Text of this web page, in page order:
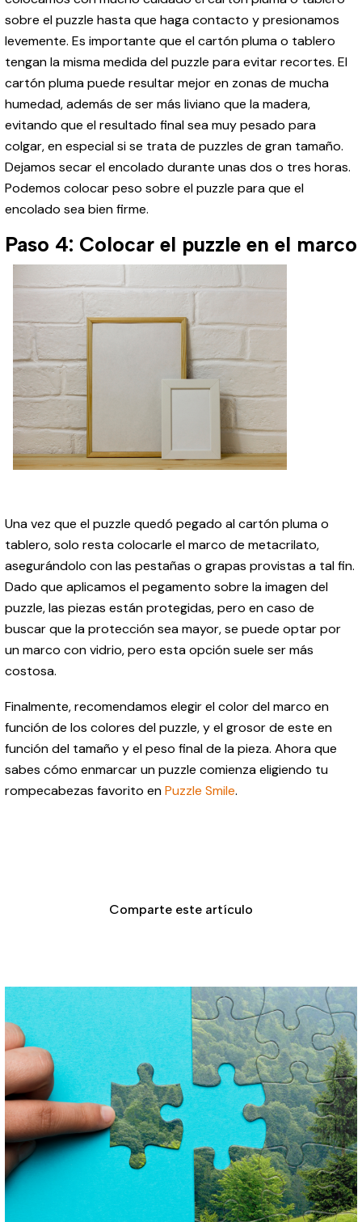
sobre el puzzle hasta que haga contacto y presionamos
levemente. Es importante que el cartón pluma o tablero
tengan la misma medida del puzzle para evitar recortes. El
cartón pluma puede resultar mejor en zonas de mucha
humedad, además de ser más liviano que la madera,
evitando que el resultado final sea muy pesado para
colgar, en especial si se trata de puzzles de gran tamaño.
Dejamos secar el encolado durante unas dos o tres horas.
Podemos colocar peso sobre el puzzle para que el
encolado sea bien firme.
Paso 4: Colocar el puzzle en el marco
Una vez que el puzzle quedó pegado al cartón pluma o
tablero, solo resta colocarle el marco de metacrilato,
asegurándolo con las pestañas o grapas provistas a tal fin.
Dado que aplicamos el pegamento sobre la imagen del
puzzle, las piezas están protegidas, pero en caso de
buscar que la protección sea mayor, se puede optar por
un marco con vidrio, pero esta opción suele ser más
costosa.
Finalmente, recomendamos elegir el color del marco en
función de los colores del puzzle, y el grosor de este en
función del tamaño y el peso final de la pieza. Ahora que
sabes cómo enmarcar un puzzle comienza eligiendo tu
rompecabezas favorito enPuzzle Smile.
Comparte este artículo